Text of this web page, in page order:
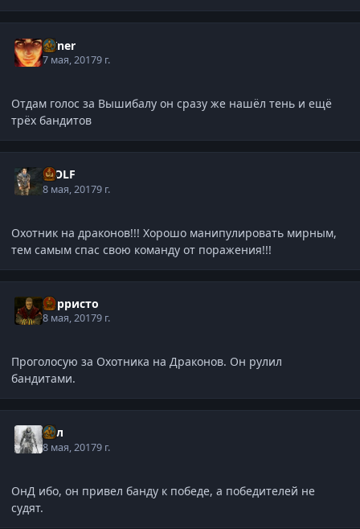
MIner
7 мая, 20179 г.
Отдам голос за Вышибалу он сразу же нашёл тень и ещё
трёх бандитов
WOLF
8 мая, 20179 г.
Охотник на драконов!!! Хорошо манипулировать мирным,
тем самым спас свою команду от поражения!!!
Корристо
8 мая, 20179 г.
Проголосую за Охотника на Драконов. Он рулил
бандитами.
Сул
8 мая, 20179 г.
ОнД ибо, он привел банду к победе, а победителей не
судят.